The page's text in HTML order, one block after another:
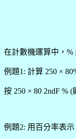
在計數機運算中，%
例題1: 計算 250 ×
按 250 × 80 2ndF %
例題2: 用百分率表示